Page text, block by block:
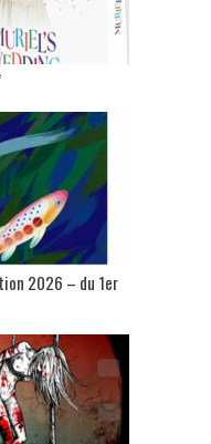
2026 – du 1er